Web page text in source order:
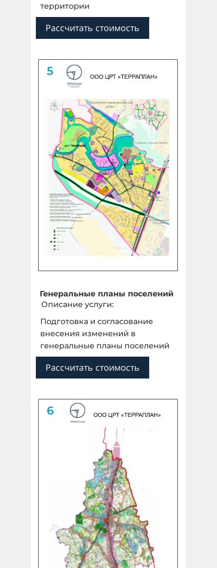
территории
Рассчитать стоимость
Генеральные планы поселений
Описание услуги:
Подготовка и согласование
внесения изменений в
генеральные планы поселений
Рассчитать стоимость